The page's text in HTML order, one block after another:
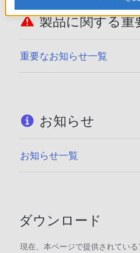
製品に関する重
重要なお知らせ一覧
お知らせ
お知らせ一覧
ダウンロード
現在、本ページで提供されてい